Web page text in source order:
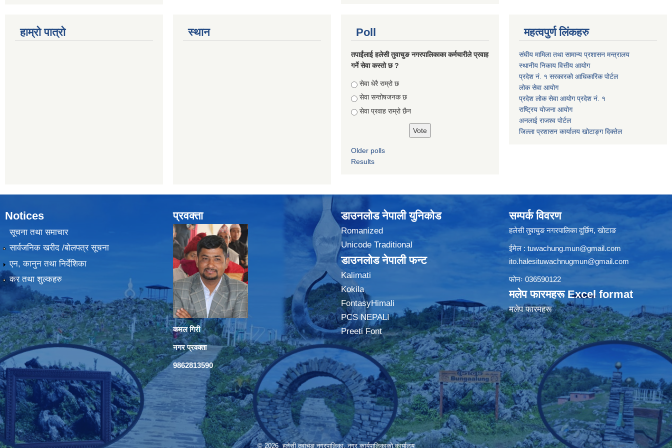
हाम्रो पात्रो स्थान Poll
तपाईंलाई हलेसी तुवाचुङ नगरपालिकाका कर्मचारीले प्रवाह
गर्ने सेवा कस्तो छ ?
Choices
सेवा धेरै राम्रो छ
सेवा सन्तोषजनक छ
सेवा प्रवाह राम्रो छैन
Older polls
Results
महत्वपुर्ण लिंकहरु
संघीय मामिला तथा सामान्य प्रशासन मन्त्रालय
स्थानीय निकाय वित्तीय आयोग
प्रदेश नं. १ सरकारको आधिकारिक पोर्टल
लोक सेवा आयोग
प्रदेश लोक सेवा आयोग प्रदेश नं. १
राष्ट्रिय योजना आयोग
अनलाई राजश्व पोर्टल
जिल्ला प्रशासन कार्यालय खोटाङ्ग दिक्तेल
Notices
सूचना तथा समाचार
सार्वजनिक खरीद /बोलपत्र सूचना
एन, कानुन तथा निर्देशिका
कर तथा शुल्कहरु
प्रवक्ता
कमल गिरी
नगर प्रवक्ता
9862813590
डाउनलोड नेपाली युनिकोड
Romanized
Unicode Traditional
डाउनलोड नेपाली फन्ट
Kalimati
Kokila
FontasyHimali
PCS NEPALI
Preeti Font
सम्पर्क विवरण
हलेसी तुवाचुङ नगरपालिका दुर्छिम, खाेटाङ
ईमेल : tuwachung.mun@gmail.com
ito.halesituwachnugmun@gmail.com
फोनः 036590122
मलेप फारमहरू Excel format
मलेप फारमहरू
© 2026 हलेसी तुवाचुङ नगरपालिका, नगर कार्यपालिकाको कार्यालय